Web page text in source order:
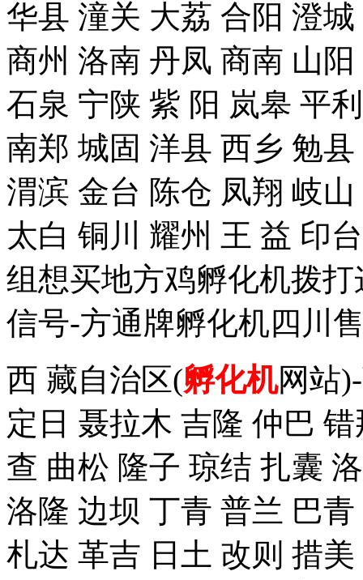
华县 潼关 大荔 合阳 澄
商州 洛南 丹凤 商南 山
石泉 宁陕 紫 阳 岚皋 平
南郑 城固 洋县 西乡 勉
渭滨 金台 陈仓 凤翔 岐
太白 铜川 耀州 王 益 印
组想买地方鸡孵化机拨打
信号-方通牌孵化机四川
西 藏自治区(孵化机网站
定日 聂拉木 吉隆 仲巴
查 曲松 隆子 琼结 扎囊
洛隆 边坝 丁青 普兰 巴
札达 革吉 日土 改则 措